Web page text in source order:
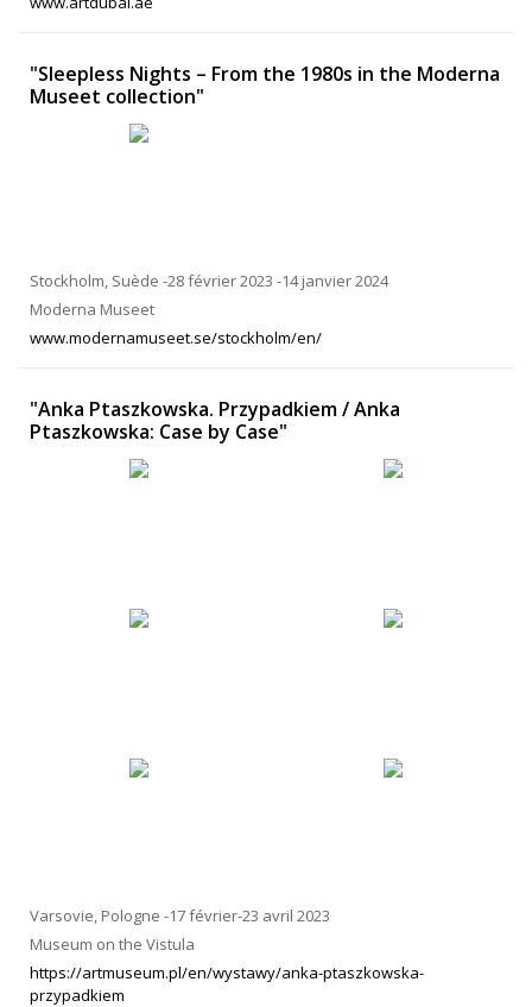
"Sleepless Nights – From the 1980s in the Moderna
Museet collection"
Stockholm, Suède -28 février 2023 -14 janvier 2024
Moderna Museet
www.modernamuseet.se/stockholm/en/
"Anka Ptaszkowska. Przypadkiem / Anka
Ptaszkowska: Case by Case"
Varsovie, Pologne -17 février-23 avril 2023
Museum on the Vistula
https://artmuseum.pl/en/wystawy/anka-ptaszkowska-
przypadkiem